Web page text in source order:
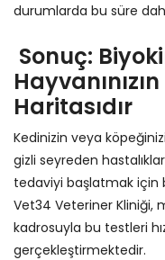
durumlarda bu süre
Sonuç:
Haritasıdır
Kedinizin veya
gizli seyreden
tedaviyi başlatmak için
Vet34 Veteriner Kliniği,
kadrosuyla bu testleri
gerçekleştirmektedir.